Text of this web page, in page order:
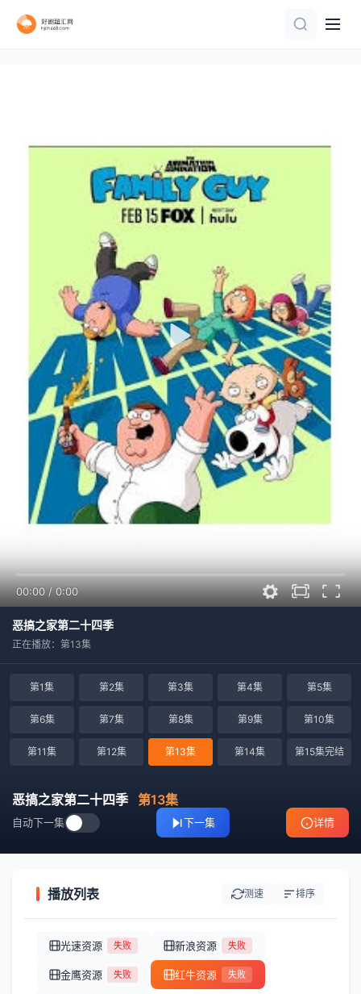
00:00/0:00
恶搞之家第二十四季
正在播放：第13集
第1集 第2集 第3集 第4集 第5集
第6集 第7集 第8集 第9集 第10集
第11集 第12集 第13集 第14集 第15集完结
恶搞之家第二十四季 第13集
自动下一集 下一集 详情
播放列表 测速 排序
光速资源 失败 新浪资源 失败
金鹰资源 失败 红牛资源 失败
第8集完结
第60集完结
一口气看完
第27集完结
更新至02集
TC中字
第1集完结
第19集
已完结
正片